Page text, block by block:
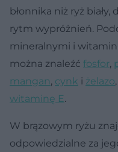
błonnika niż ryż
rytm wypróżnień.
mineralnymi i
można znaleźć fosfor,
mangan, cynk i żelazo
witaminę E.
W brązowym ryżu
odpowiedzialne za